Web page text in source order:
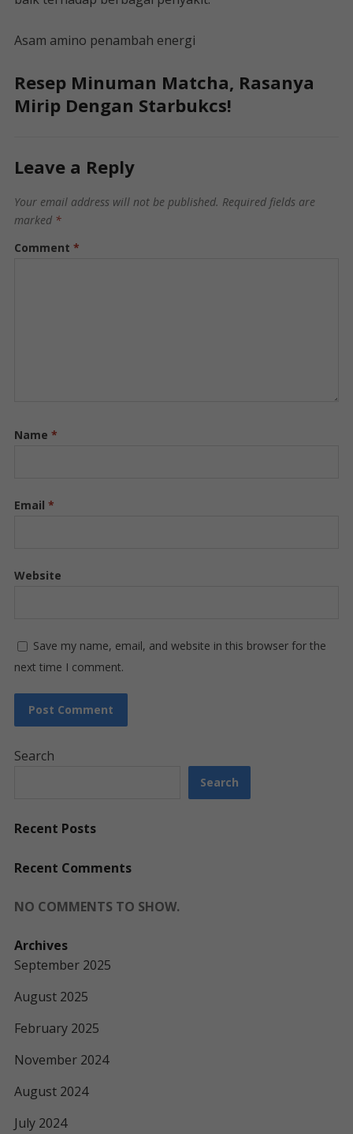
Asam amino penambah energi
Resep Minuman Matcha, Rasanya
Mirip Dengan Starbukcs!
Leave a Reply
Your email address will not be published. Required fields are
marked *
Comment *
Name *
Email *
Website
Save my name, email, and website in this browser for the
next time I comment.
Search
Search
Recent Posts
Recent Comments
NO COMMENTS TO SHOW.
Archives
September 2025
August 2025
February 2025
November 2024
August 2024
July 2024